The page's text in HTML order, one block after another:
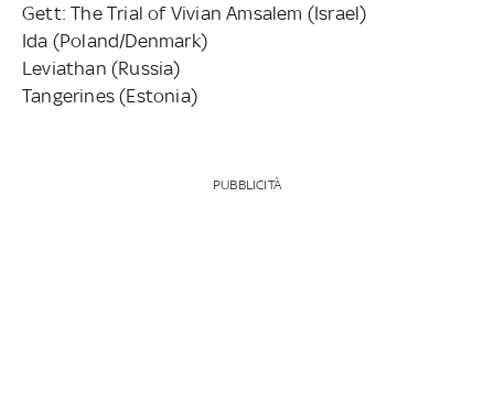
Gett: The Trial of Vivian Amsalem (Israel)
Ida (Poland/Denmark)
Leviathan (Russia)
Tangerines (Estonia)
PUBBLICITÀ